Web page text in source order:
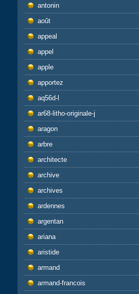
antonin
août
appeal
appel
apple
apportez
aq56d-l
ar68-litho-originale-j
aragon
arbre
architecte
archive
archives
ardennes
argentan
ariana
aristide
armand
armand-francois